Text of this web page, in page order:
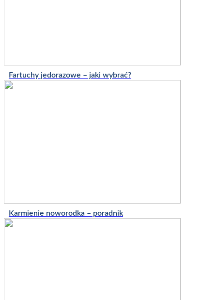
Fartuchy jedorazowe – jaki wybrać?
Karmienie noworodka – poradnik